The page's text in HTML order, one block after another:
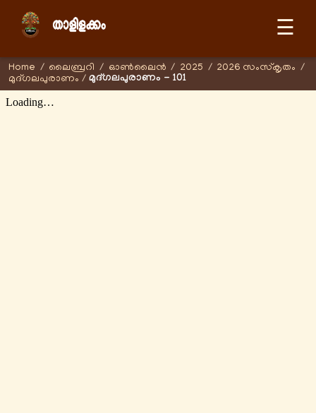
☰
Home / ലൈബ്രറി / ഓണ്‍ലൈന്‍ / 2025 / 2026 സംസ്കൃതം /
മുദ്ഗലപുരാണം / മുദ്ഗലപുരാണം - 101